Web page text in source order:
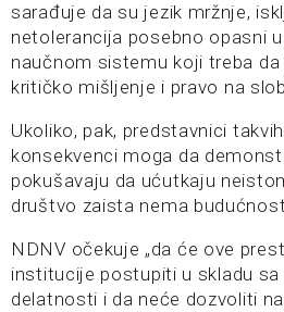
sarađuje da su jezik mržnje,
netolerancija posebno opasni
naučnom sistemu koji treba
kritičko mišljenje i pravo na
Ukoliko, pak, predstavnici
konsekvenci moga da
pokušavaju da ućutkaju
društvo zaista nema
NDNV očekuje „da će ove
institucije postupiti u skladu sa
delatnosti i da neće dozvoliti